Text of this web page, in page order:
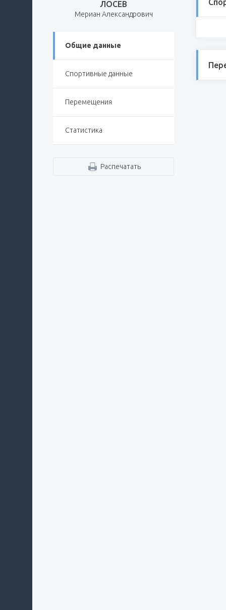
ЛОСЕВ
Мериан Александрович
Общие данные
Спортивные данные
Перемещения
Статистика
Распечатать